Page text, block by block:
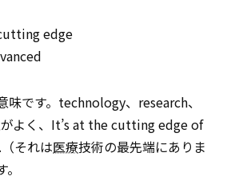
edge
味です。technology、research、
よく、It’s at the cutting edge of
それは医療技術の最先端にありま